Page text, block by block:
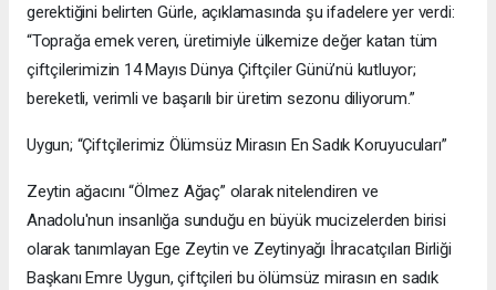
gerektiğini belirten Gürle, açıklamasında şu ifadelere yer verdi:
“Toprağa emek veren, üretimiyle ülkemize değer katan tüm
çiftçilerimizin 14 Mayıs Dünya Çiftçiler Günü’nü kutluyor;
bereketli, verimli ve başarılı bir üretim sezonu diliyorum.”
Uygun; “Çiftçilerimiz Ölümsüz Mirasın En Sadık Koruyucuları”
Zeytin ağacını “Ölmez Ağaç” olarak nitelendiren ve
Anadolu'nun insanlığa sunduğu en büyük mucizelerden birisi
olarak tanımlayan Ege Zeytin ve Zeytinyağı İhracatçıları Birliği
Başkanı Emre Uygun, çiftçileri bu ölümsüz mirasın en sadık